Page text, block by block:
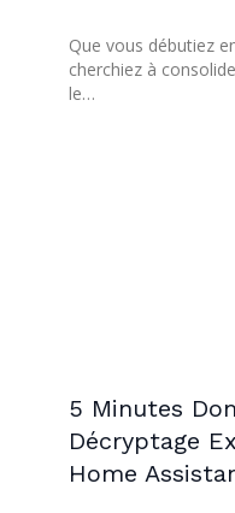
Que vous débutiez
cherchiez à
le…
5 Minutes
Décryptage
Home